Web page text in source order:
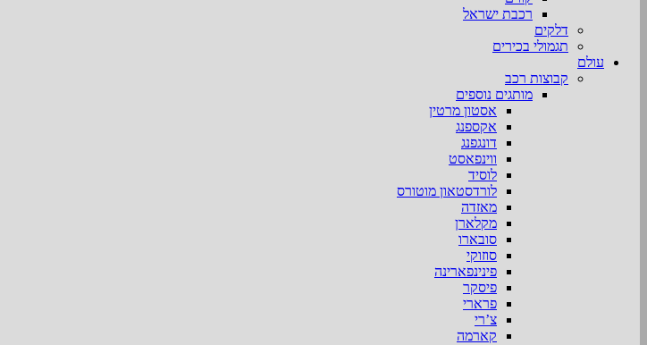
רכבת ישראל
דלקים
תגמולי בכירים
עולם
קבוצות רכב
מותגים נוספים
אסטון מרטין
אקספנג
דונגפנג
ווינפאסט
לוסיד
לורדסטאון מוטורס
מאזדה
מקלארן
סובארו
סוזוקי
פינינפארינה
פיסקר
פרארי
צ’רי
קארמה